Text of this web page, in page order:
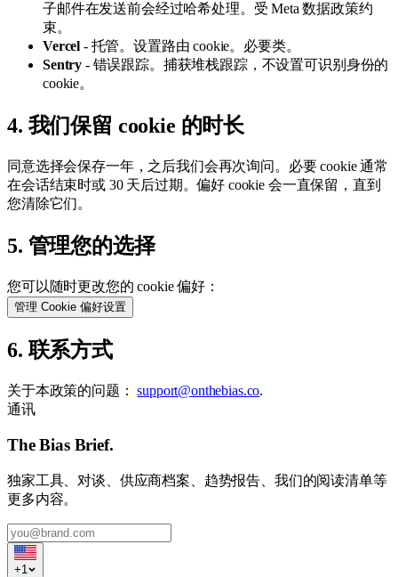
子邮件在发送前会经过哈希处理。受 Meta 数据政策约
束。
Vercel - 托管。设置路由 cookie。必要类。
Sentry - 错误跟踪。捕获堆栈跟踪，不设置可识别身份的
cookie。
4. 我们保留 cookie 的时长
同意选择会保存一年，之后我们会再次询问。必要 cookie 通常
在会话结束时或 30 天后过期。偏好 cookie 会一直保留，直到
您清除它们。
5. 管理您的选择
您可以随时更改您的 cookie 偏好：
管理 Cookie 偏好设置
6. 联系方式
关于本政策的问题： support@onthebias.co.
通讯
The Bias Brief.
独家工具、对谈、供应商档案、趋势报告、我们的阅读清单等
更多内容。
+1